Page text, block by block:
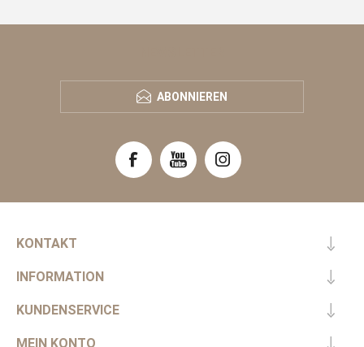
ABONNIEREN
KONTAKT
INFORMATION
KUNDENSERVICE
MEIN KONTO